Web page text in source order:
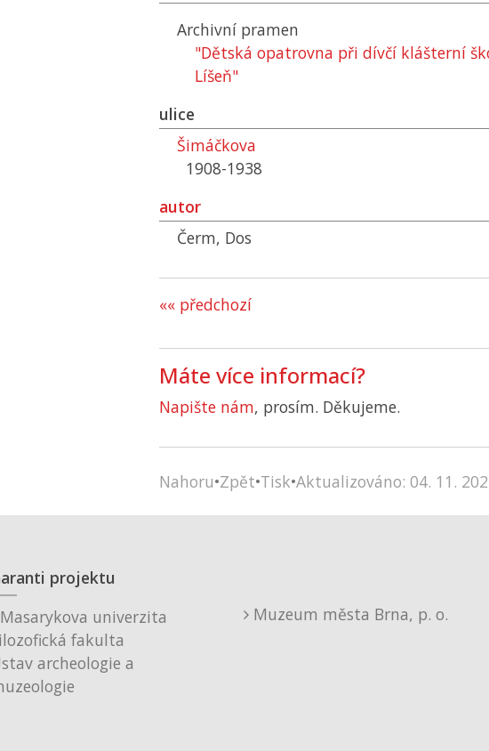
Archivní pramen
"Dětská opatrovna při dívčí klášterní
Líšeň"
ulice
Šimáčkova
1908-1938
autor
Čerm, Dos
«« předchozí
Máte více informací?
Napište nám, prosím. Děkujeme.
Nahoru•Zpět•Tisk•Aktualizováno: 04. 11.
projektu
Masarykova univerzita
fakulta
archeologie a
Muzeum města Brna, p. o.